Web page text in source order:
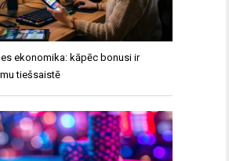
ekonomika: kāpēc bonusi ir
tiešsaistē